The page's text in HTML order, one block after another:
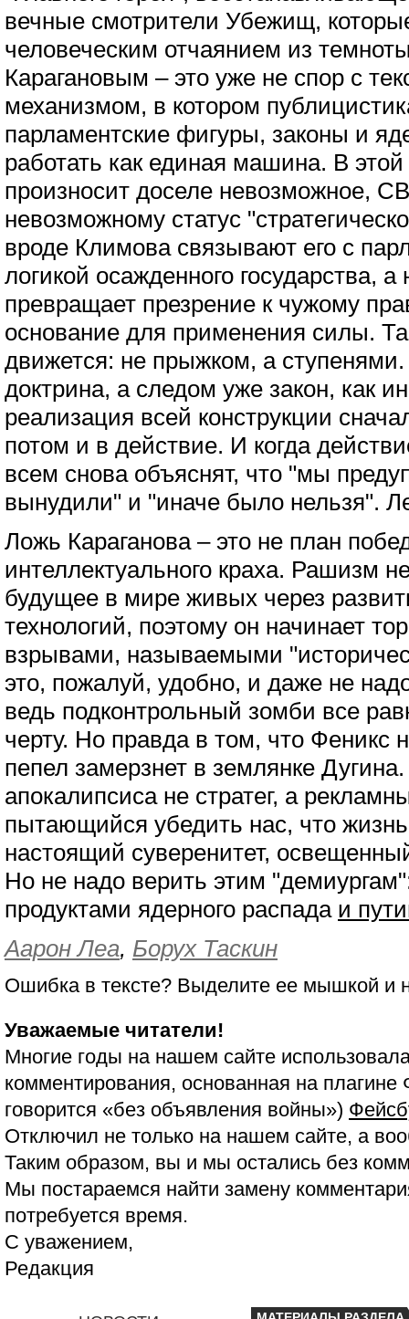
вечные смотрители Убежищ,
человеческим отчаянием из
Карагановым – это уже не спор с
механизмом, в котором
парламентские фигуры, законы и
работать как единая машина. В
произносит доселе невозможное,
невозможному статус
вроде Климова связывают его с
логикой осажденного государства, а
превращает презрение к чужому
основание для применения силы.
движется: не прыжком, а
доктрина, а следом уже закон, как
реализация всей конструкции
потом и в действие. И когда
всем снова объяснят, что "мы
вынудили" и "иначе было нельзя".
Ложь Караганова – это не план
интеллектуального краха. Рашизм
будущее в мире живых через
технологий, поэтому он начинает
взрывами, называемыми
это, пожалуй, удобно, и даже не
ведь подконтрольный зомби все
черту. Но правда в том, что Феникс
пепел замерзнет в землянке
апокалипсиса не стратег, а
пытающийся убедить нас, что
настоящий суверенитет,
Но не надо верить этим
продуктами ядерного распада и
Аарон Леа, Борух Таскин
Ошибка в тексте? Выделите ее мышкой и
Уважаемые читатели!
Многие годы на нашем сайте
комментирования, основанная на
говорится «без объявления войны»)
Отключил не только на нашем сайте, а
Таким образом, вы и мы остались без
Мы постараемся найти замену
потребуется время.
С уважением,
Редакция